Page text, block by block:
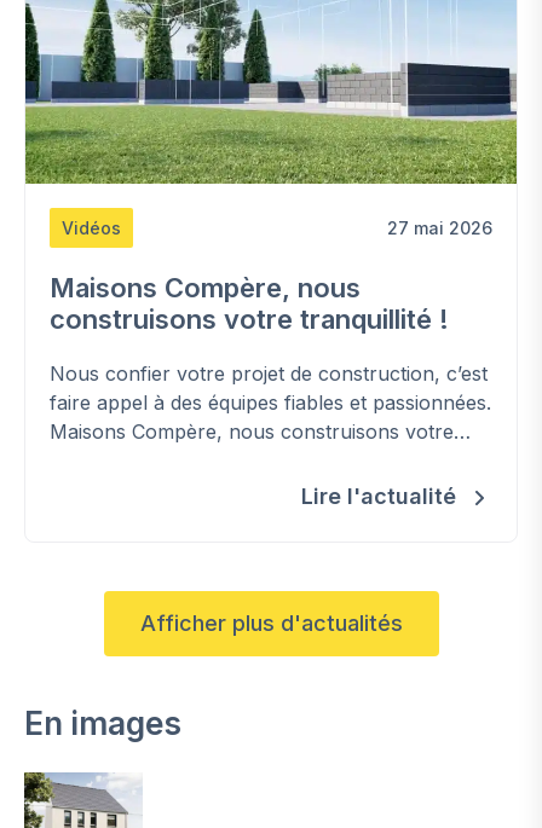
Vidéos 27 mai 2026
Maisons Compère, nous
construisons votre tranquillité !
Nous confier votre projet de construction, c’est
faire appel à des équipes fiables et passionnées.
Maisons Compère, nous construisons votre
Lire l'actualité
Afficher plus d'actualités
En images